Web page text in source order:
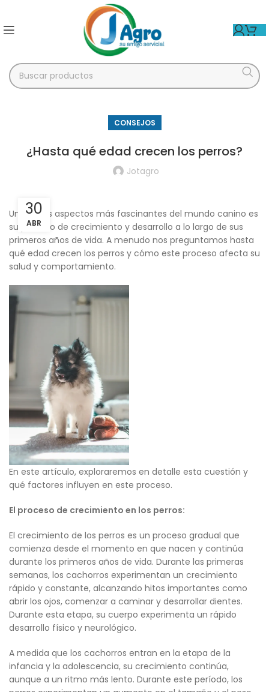
CONSEJOS
¿Hasta qué edad crecen los perros?
Jotagro
30
ABR
Uno de los aspectos más fascinantes del mundo canino es
su proceso de crecimiento y desarrollo a lo largo de sus
primeros años de vida. A menudo nos preguntamos hasta
qué edad crecen los perros y cómo este proceso afecta su
salud y comportamiento.
En este artículo, exploraremos en detalle esta cuestión y
qué factores influyen en este proceso.
El proceso de crecimiento en los perros:
El crecimiento de los perros es un proceso gradual que
comienza desde el momento en que nacen y continúa
durante los primeros años de vida. Durante las primeras
semanas, los cachorros experimentan un crecimiento
rápido y constante, alcanzando hitos importantes como
abrir los ojos, comenzar a caminar y desarrollar dientes.
Durante esta etapa, su cuerpo experimenta un rápido
desarrollo físico y neurológico.
A medida que los cachorros entran en la etapa de la
infancia y la adolescencia, su crecimiento continúa,
aunque a un ritmo más lento. Durante este período, los